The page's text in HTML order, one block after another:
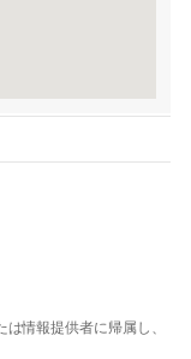
情報提供者に帰属し、